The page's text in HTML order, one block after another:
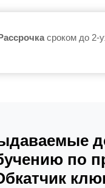
сроком до 2-
по